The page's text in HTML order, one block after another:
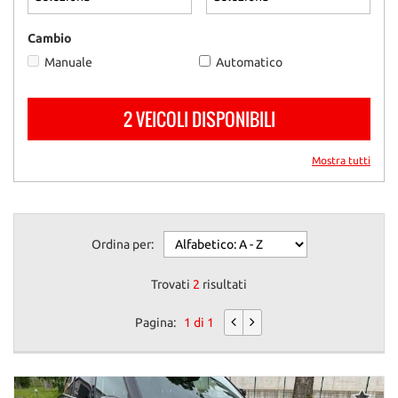
Cambio
Manuale
Automatico
2 VEICOLI DISPONIBILI
Mostra tutti
Ordina per:
Trovati 2 risultati
Pagina: 1 di 1
questi
strumenti
di
tracciamento
cookie
e